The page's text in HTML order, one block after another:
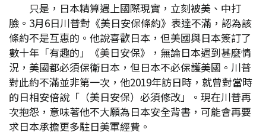
只是，日本精算遇上國際現實，立刻被美、中打
臉。3月6日川普對《美日安保條約》表達不滿，認為該
條約不是互惠的。他說喜歡日本，但美國與日本簽訂了
數十年「有趣的」《美日安保》，無論日本遇到甚麼情
況，美國都必須保衛日本，但日本不必保護美國。川普
對此約不滿並非第一次，他2019年訪日時，就曾對當時
的日相安倍說「（美日安保）必須修改」。現在川普再
次抱怨，意味著他不大願為日本安全背書，可能會再要
求日本承擔更多駐日美軍經費。